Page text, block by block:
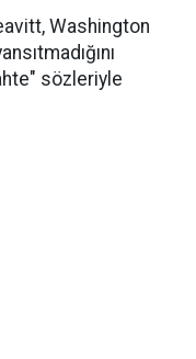
Washington
sözleriyle